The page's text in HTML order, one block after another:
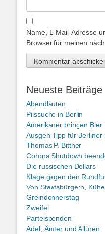
Name, E-Mail-Adresse
Browser für meinen
Neueste Beiträge
Abendläuten
Pilssuche in Berlin
Amerikaner bringen Bier
Ausgeh-Tipp für Berliner
Thomas P. Bittner
Corona Shutdown
Die russischen Dollars
Klage gegen den
Von Staatsbürgern,
Greindonnerstag
Zweifel
Parteispenden
Adel, Ämter und Allüren